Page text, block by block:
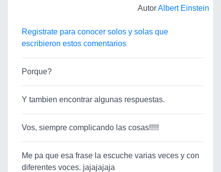
AutorAlbert Einstein
Registrate para conocer solos y solas que
escribieron estos comentarios
Porque?
Y tambien encontrar algunas respuestas.
Vos, siempre complicando las cosas!!!!!
Me pa que esa frase la escuche varias veces y con
diferentes voces. jajajajaja